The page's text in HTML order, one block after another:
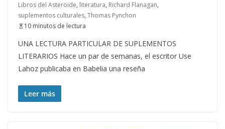
Libros del Asteroide, literatura, Richard Flanagan,
suplementos culturales, Thomas Pynchon
10 minutos de lectura
UNA LECTURA PARTICULAR DE SUPLEMENTOS
LITERARIOS Hace un par de semanas, el escritor Use
Lahoz publicaba en Babelia una reseña
Leer más